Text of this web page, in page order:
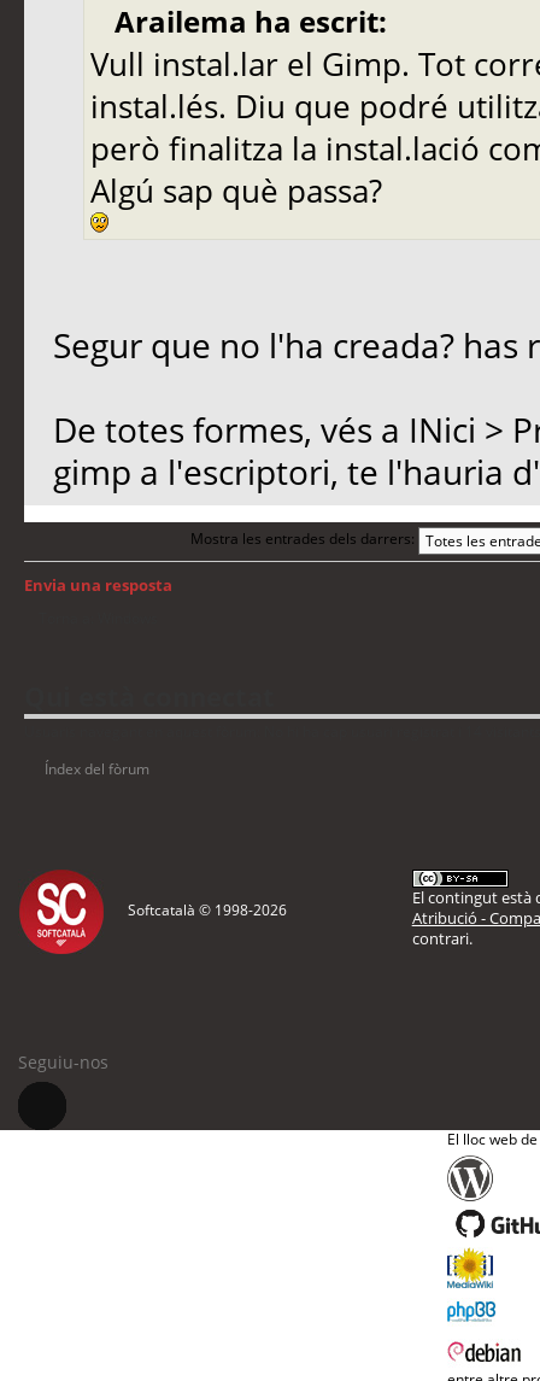
Arailema ha escrit:
Vull instal.lar el Gimp. Tot
instal.lés. Diu que podré
però finalitza la instal.lació
Algú sap què passa?
Segur que no l'ha creada?
De totes formes, vés a INici >
gimp a l'escriptori, te l'hauria
Mostra les entrades dels darrers:
Envia una resposta
Índex del fòrum
Softcatalà © 1998-2026
El contingut està
Atribució -
contrari.
Seguiu-nos
El lloc web